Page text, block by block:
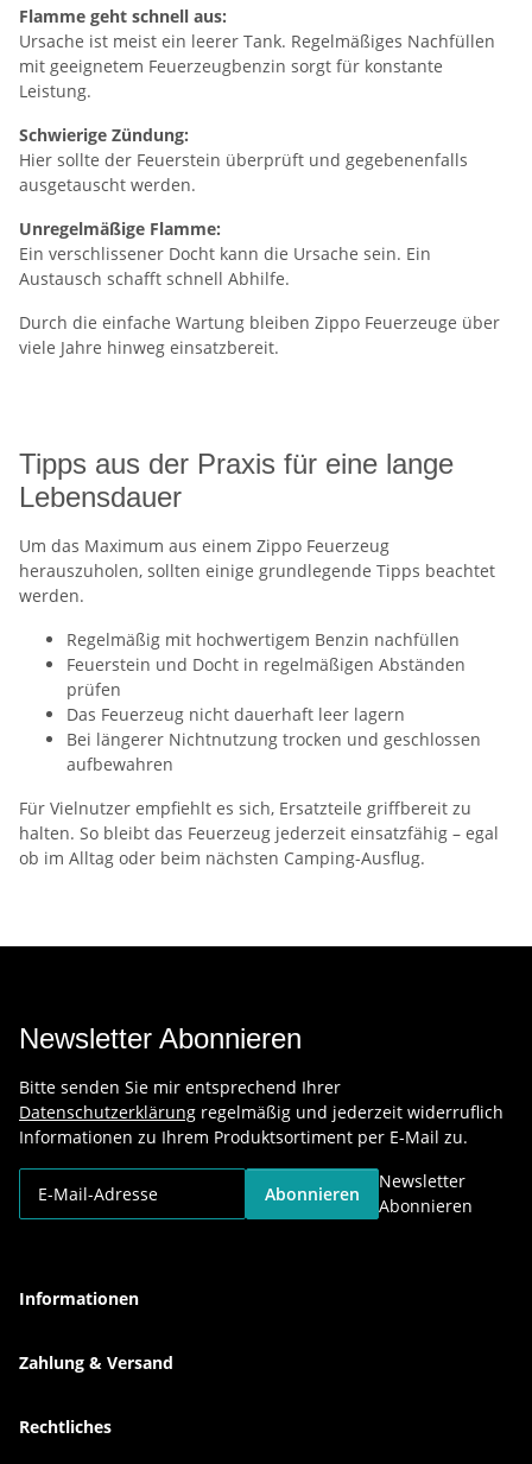
Flamme geht schnell aus:
Ursache ist meist ein leerer Tank. Regelmäßiges Nachfüllen
mit geeignetem Feuerzeugbenzin sorgt für konstante
Leistung.
Schwierige Zündung:
Hier sollte der Feuerstein überprüft und gegebenenfalls
ausgetauscht werden.
Unregelmäßige Flamme:
Ein verschlissener Docht kann die Ursache sein. Ein
Austausch schafft schnell Abhilfe.
Durch die einfache Wartung bleiben Zippo Feuerzeuge über
viele Jahre hinweg einsatzbereit.
Tipps aus der Praxis für eine lange
Lebensdauer
Um das Maximum aus einem Zippo Feuerzeug
herauszuholen, sollten einige grundlegende Tipps beachtet
werden.
Regelmäßig mit hochwertigem Benzin nachfüllen
Feuerstein und Docht in regelmäßigen Abständen
prüfen
Das Feuerzeug nicht dauerhaft leer lagern
Bei längerer Nichtnutzung trocken und geschlossen
aufbewahren
Für Vielnutzer empfiehlt es sich, Ersatzteile griffbereit zu
halten. So bleibt das Feuerzeug jederzeit einsatzfähig – egal
ob im Alltag oder beim nächsten Camping-Ausflug.
Newsletter Abonnieren
Bitte senden Sie mir entsprechend Ihrer
Datenschutzerklärung regelmäßig und jederzeit widerruflich
Informationen zu Ihrem Produktsortiment per E-Mail zu.
Abonnieren
Newsletter
Abonnieren
Informationen
Zahlung & Versand
Rechtliches